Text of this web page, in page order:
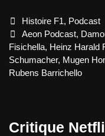
Categories
Histoire F1, Podcast
Tags
Aeon Podcast,
Fisichella, Heinz Harald
Schumacher, Mugen
Rubens Barrichello
Critique